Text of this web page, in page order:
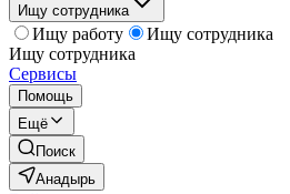
Ищу сотрудника
Ищу работу
Ищу сотрудника
Ищу сотрудника
Сервисы
Помощь
Ещё
Поиск
Анадырь